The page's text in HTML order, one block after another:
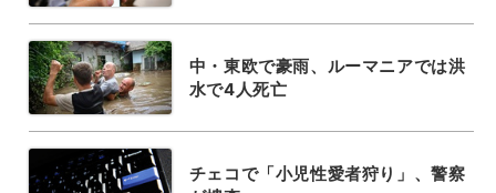
中・東欧で豪雨、ルーマニアでは洪
水で4人死亡
チェコで「小児性愛者狩り」、警察